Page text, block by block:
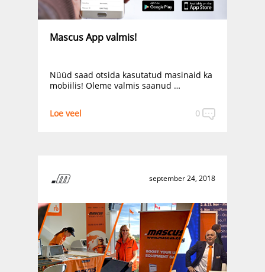
Mascus App valmis!
Nüüd saad otsida kasutatud masinaid ka
mobiilis! Oleme valmis saanud …
0
Loe veel
september 24, 2018